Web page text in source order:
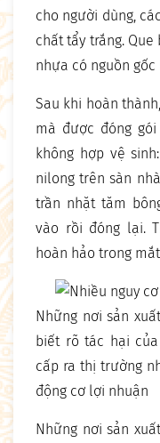
cho người dùng,
chất tẩy trắng.
nhựa có nguồn gốc
Sau khi hoàn
mà được đóng
không hợp vệ
nilong trên sàn
trần nhặt tăm
vào rồi đóng lại.
hoàn hảo trong
Những nơi sản
biết rõ tác hại
cấp ra thị trường
động cơ lợi nhuận
Những nơi sản